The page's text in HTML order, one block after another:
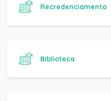
Recredenciamento
Biblioteca